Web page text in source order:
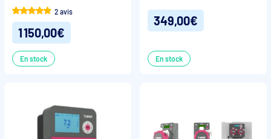
2 avis
1 150,00€
En stock
349,00€
En stock